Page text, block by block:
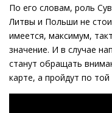
По его словам, роль
Литвы и Польши не
имеется, максимум,
значение. И в случае
станут обращать
карте, а пройдут по